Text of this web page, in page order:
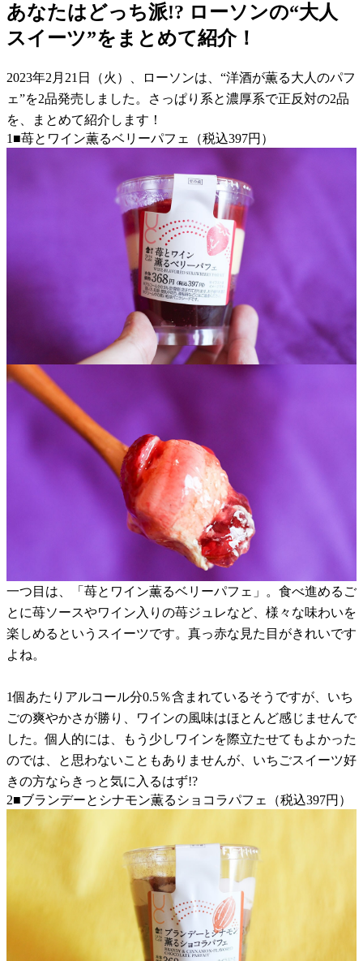
あなたはどっち派!? ローソンの“大人
スイーツ”をまとめて紹介！
2023年2月21日（火）、ローソンは、“洋酒が薫る大人のパフ
ェ”を2品発売しました。さっぱり系と濃厚系で正反対の2品
を、まとめて紹介します！
1■苺とワイン薫るベリーパフェ（税込397円）
一つ目は、「苺とワイン薫るベリーパフェ」。食べ進めるご
とに苺ソースやワイン入りの苺ジュレなど、様々な味わいを
楽しめるというスイーツです。真っ赤な見た目がきれいです
よね。
1個あたりアルコール分0.5％含まれているそうですが、いち
ごの爽やかさが勝り、ワインの風味はほとんど感じませんで
した。個人的には、もう少しワインを際立たせてもよかった
のでは、と思わないこともありませんが、いちごスイーツ好
きの方ならきっと気に入るはず!?
2■ブランデーとシナモン薫るショコラパフェ（税込397円）